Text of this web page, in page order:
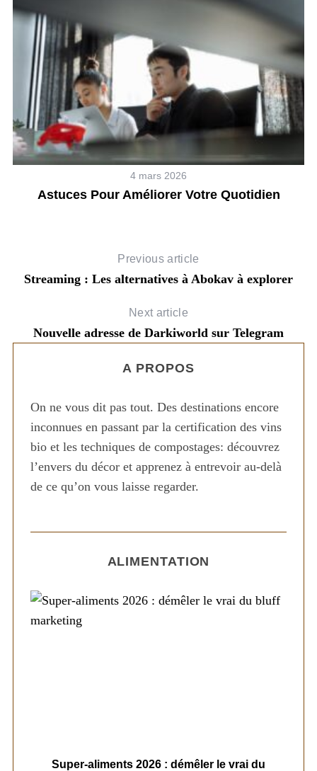
4 mars 2026
Astuces Pour Améliorer Votre Quotidien
Previous article
Streaming : Les alternatives à Abokav à explorer
Next article
Nouvelle adresse de Darkiworld sur Telegram
A PROPOS
On ne vous dit pas tout. Des destinations encore
inconnues en passant par la certification des vins
bio et les techniques de compostages: découvrez
l’envers du décor et apprenez à entrevoir au-delà
de ce qu’on vous laisse regarder.
ALIMENTATION
Super-aliments 2026 : démêler le vrai du